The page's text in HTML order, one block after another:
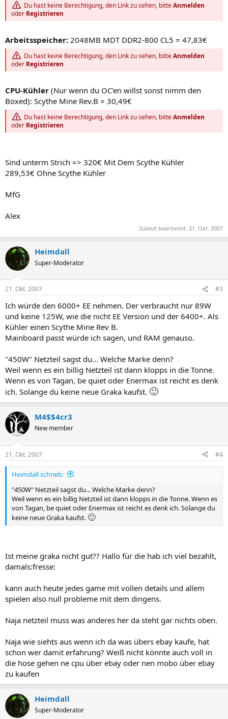
Du hast keine Berechtigung, den Link zu sehen, bitteAnmelden
oder Registrieren
Arbeitsspeicher: 2048MB MDT DDR2-800 CL5 = 47,83€
Du hast keine Berechtigung, den Link zu sehen, bitteAnmelden
oder Registrieren
CPU-Kühler (Nur wenn du OC'en willst sonst nimm den
Boxed): Scythe Mine Rev.B = 30,49€
Du hast keine Berechtigung, den Link zu sehen, bitteAnmelden
oder Registrieren
Sind unterm Strich => 320€ Mit Dem Scythe Kühler
289,53€ Ohne Scythe Kühler
MfG
Alex
Zuletzt bearbeitet: 21. Okt. 2007
Heimdall
Super-Moderator
21. Okt. 2007 #3
Ich würde den 6000+ EE nehmen. Der verbraucht nur 89W
und keine 125W, wie die nicht EE Version und der 6400+. Als
Kühler einen Scythe Mine Rev B.
Mainboard passt würde ich sagen, und RAM genauso.
"450W" Netzteil sagst du... Welche Marke denn?
Weil wenn es ein billig Netzteil ist dann klopps in die Tonne.
Wenn es von Tagan, be quiet oder Enermax ist reicht es denk
ich. Solange du keine neue Graka kaufst. 🙂
M4$$4cr3
New member
21. Okt. 2007 #4
Heimdall schrieb:
"450W" Netzteil sagst du... Welche Marke denn?
Weil wenn es ein billig Netzteil ist dann klopps in die Tonne. Wenn es
von Tagan, be quiet oder Enermax ist reicht es denk ich. Solange du
keine neue Graka kaufst. 🙂
Ist meine graka nicht gut?? Hallo für die hab ich viel bezahlt,
damals:fresse:
kann auch heute jedes game mit vollen details und allem
spielen also null probleme mit dem dingens.
Naja netzteil muss was anderes her da steht gar nichts oben.
Naja wie siehts aus wenn ich da was übers ebay kaufe, hat
schon wer damit erfahrung? Weiß nicht könnte auch voll in
die hose gehen ne cpu über ebay oder nen mobo über ebay
zu kaufen
Heimdall
Super-Moderator